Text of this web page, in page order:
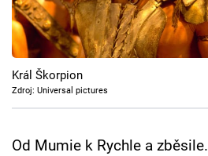
Cool Esport
Pořady
TV Program
Král Škorpion
Zdroj: Universal pictures
Od Mumie k Rychle a zběsile.